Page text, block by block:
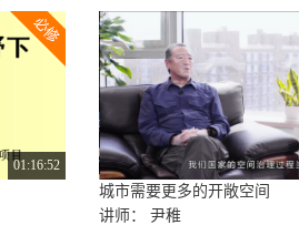
01:16:52
城市需要更多的开敞空间
讲师： 尹稚